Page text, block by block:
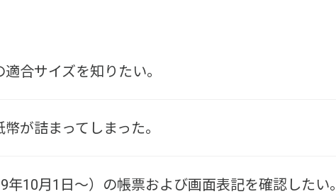
合サイズを知りたい。
が詰まってしまった。
年10月1日～）の帳票および画面表記を確認したい。